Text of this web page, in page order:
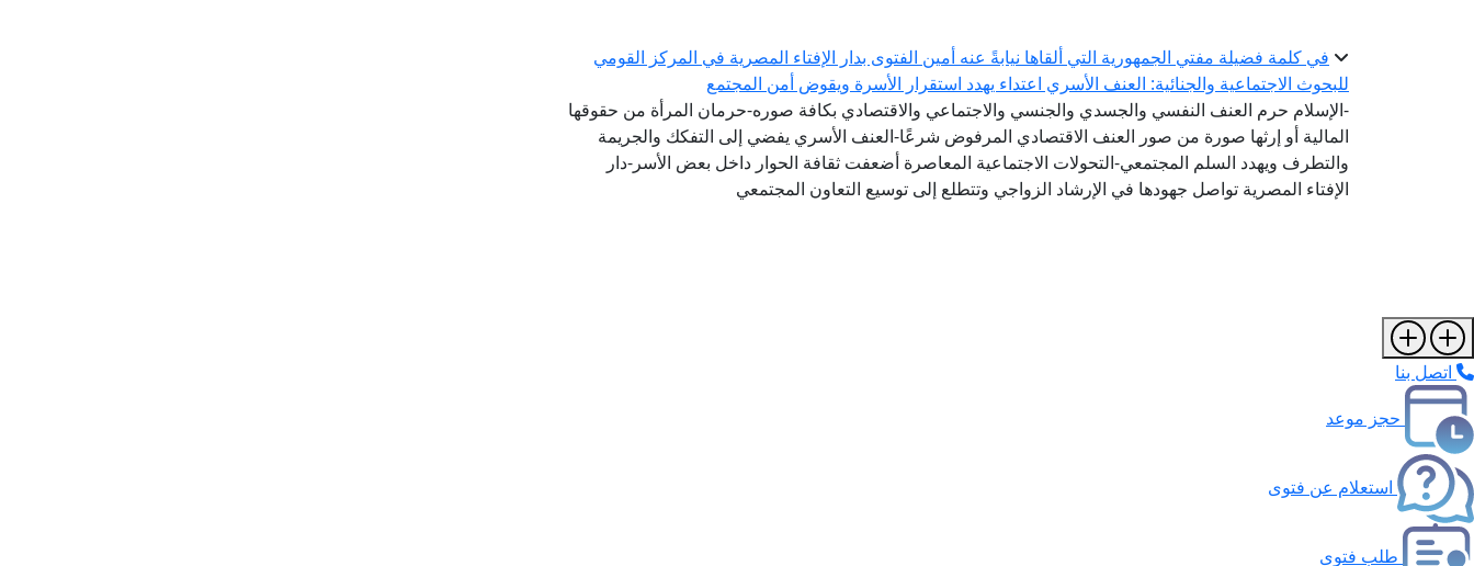
في كلمة فضيلة مفتي الجمهورية التي ألقاها نيابةً عنه أمين الفتوى بدار الإفتاء المصرية في المركز القومي
للبحوث الاجتماعية والجنائية: العنف الأسري اعتداء يهدد استقرار الأسرة ويقوض أمن المجتمع
-الإسلام حرم العنف النفسي والجسدي والجنسي والاجتماعي والاقتصادي بكافة صوره-حرمان المرأة من حقوقها
المالية أو إرثها صورة من صور العنف الاقتصادي المرفوض شرعًا-العنف الأسري يفضي إلى التفكك والجريمة
والتطرف ويهدد السلم المجتمعي-التحولات الاجتماعية المعاصرة أضعفت ثقافة الحوار داخل بعض الأسر-دار
الإفتاء المصرية تواصل جهودها في الإرشاد الزواجي وتتطلع إلى توسيع التعاون المجتمعي
اتصل بنا
حجز موعد
استعلام عن فتوى
طلب فتوى